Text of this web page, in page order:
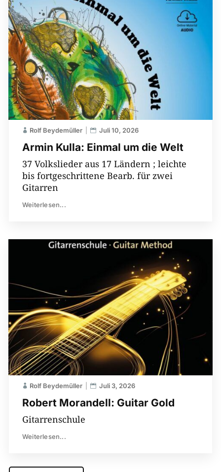
Armin Kulla: Einmal um die Welt
Rolf Beydemüller Juli 10, 2026
37 Volkslieder aus 17 Ländern ; leichte
bis fortgeschrittene Bearb. für zwei
Gitarren
Weiterlesen...
Robert Morandell: Guitar Gold
Rolf Beydemüller Juli 3, 2026
Gitarrenschule
Weiterlesen...